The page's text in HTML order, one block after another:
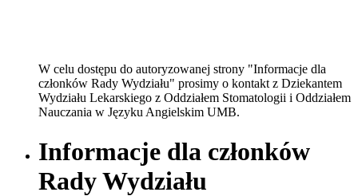
W celu dostępu do autoryzowanej strony "Informacje dla
członków Rady Wydziału" prosimy o kontakt z Dziekantem
Wydziału Lekarskiego z Oddziałem Stomatologii i Oddziałem
Nauczania w Języku Angielskim UMB.
Informacje dla członków
Rady Wydziału